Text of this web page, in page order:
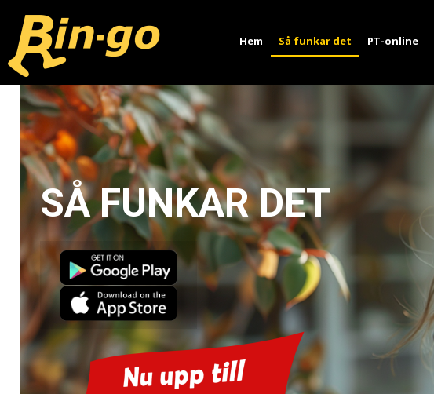
Hem Så funkar det PT-online
SÅ FUNKAR DET